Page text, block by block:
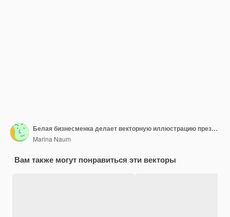
Белая бизнесменка делает векторную иллюстрацию презентации
Marina Naum
Вам также могут понравиться эти векторы